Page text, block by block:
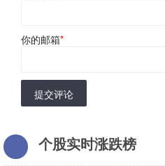
你的邮箱*
提交评论
个股实时涨跌榜